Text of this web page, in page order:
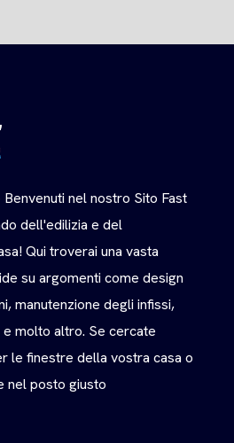
Benvenuti nel nostro Sito Fast
dell'edilizia e del
Qui troverai una vasta
su argomenti come design
manutenzione degli infissi,
molto altro. Se cercate
le finestre della vostra casa o
nel posto giusto